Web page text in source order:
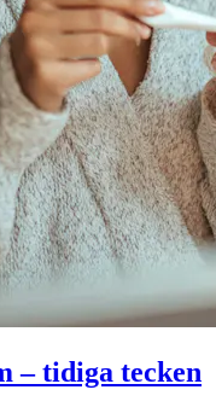
– tidiga tecken